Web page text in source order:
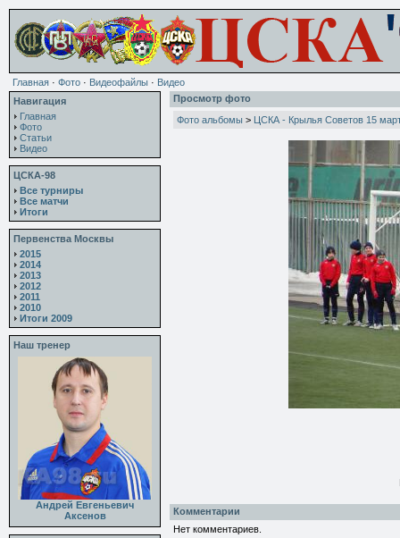
Главная · Фото · Видеофайлы · Видео
Навигация
Главная
Фото
Статьи
Видео
ЦСКА-98
Все турниры
Все матчи
Итоги
Первенства Москвы
2015
2014
2013
2012
2011
2010
Итоги 2009
Наш тренер
Андрей Евгеньевич
Аксенов
Просмотр фото
Фото альбомы > ЦСКА - Крылья Советов 15
Комментарии
Нет комментариев.